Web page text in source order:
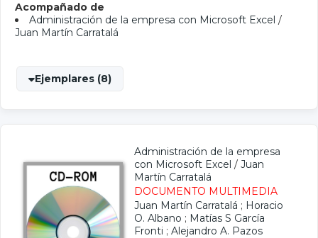
Acompañado de
Administración de la empresa con Microsoft Excel /
Juan Martín Carratalá
Ejemplares (8)
Administración de la empresa
con Microsoft Excel / Juan
Martín Carratalá
DOCUMENTO MULTIMEDIA
Juan Martín Carratalá ; Horacio
O. Albano ; Matías S García
Fronti ; Alejandro A. Pazos